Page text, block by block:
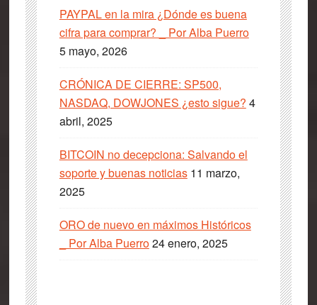
PAYPAL en la mira ¿Dónde es buena
cifra para comprar? _ Por Alba Puerro
5 mayo, 2026
CRÓNICA DE CIERRE: SP500,
NASDAQ, DOWJONES ¿esto sigue? 4
abril, 2025
BITCOIN no decepciona: Salvando el
soporte y buenas noticias 11 marzo,
2025
ORO de nuevo en máximos Históricos
_ Por Alba Puerro24 enero, 2025